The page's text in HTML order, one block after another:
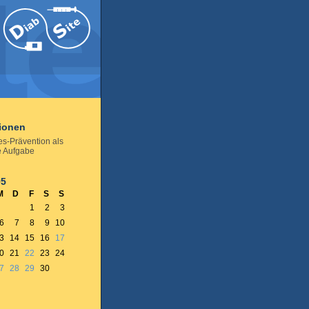
Prävention als
Aufgabe
D F S
S
1
2
3
6 7 8 9
10
14 15 16
17
21 22 23 24
28 29
30